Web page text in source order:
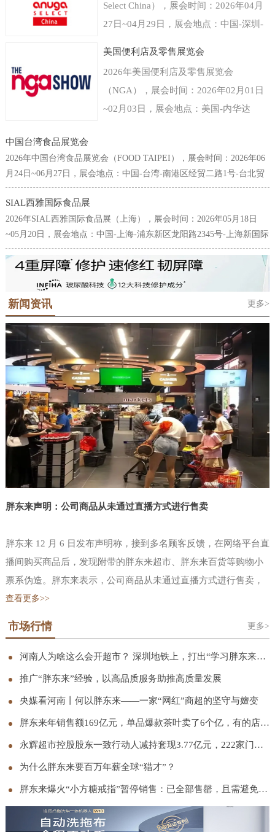
Select China），展会时间：2026年04月
27日~04月29日，展会地点：中国-深圳-
举办周期：一年一届，展会面积：40000
平米，参展观众：35000人，参展商数量
及参展品牌达到800家。世界食品（深
湾区乃至中国华南以及东南亚国家和地区
的食品和饮料行业的国际型贸易展览会。
专注为食品饮料生产商贸易商提供来自进
膳等渠道专业人群，面向流通与餐饮市场
的展会组织者拥有全球食品行业展览领先
地位的科隆世界食品博览会Anuga，科隆
国际糖果及休闲食品展ISM和泰国国际食
品展Anuga Asia-Thaifex等覆盖食品贸易
和食品制造技术全产业链的贸易展览会。
世界食品（深圳）博览会将在Anuga的全
球战略指导下升级品牌——Anuga Select
China将正式落地中国大湾区。Anuga科
隆世界食品博览会创立于1919年，已经
美国便利店及零售展览会
2026年美国便利店及零售展览会
（NGA），展会时间：2026年02月01日
~02月03日，展会地点：美国-内华达
办方：Clarion Events, Inc，举办周期：一
到700家。美国拉斯维加斯便利店及零售
展览会NGA是唯一一个专门围绕商铺店
面为主题的展览，由国家零售商协会
（National Grocers Association）举办，
对于那些需要了解最新的行业趋势和最佳
为期三天的美国拉斯维加斯零售展览会
NGA中，独立零售商便利店和批发商，
零售业高管，CPG制造商和服务聚集在一
起，提供了无与伦比的学习，参与，共
享，网络和创新的机会。全国杂货商协会
是唯一专门致力于独立杂货商需求的行业
协会。考虑到当今瞬息万变的市场和食品
零售业中不断发展的创新进步，NGA
Show是必须参加的盛会。这是店铺商唯
中国台湾食品展览会
2026年中国台湾食品展览会（FOOD TAIPEI），展会时间：2026年06
月24日~06月27日，展会地点：中国-台湾-南港区经贸二路1号-台北贸
易中心南港会展馆，主办方：台湾对外贸易发展协会(TAITRA)，举办
周期：一年一届，展会面积：25000平米，参展观众：65000人，参展
商数量及参展品牌达到1642家。台北国际食品展为中国台湾规模最
大、也是最为国际化的食品专业采购展览会，每年6月皆吸引了许多來
自国內外的专业买主前来台采购参观，堪称亚洲不可错过的食品盛
会，亦为全球华人食品业界不容缺席的年度场合。本展2012年起，首
次扩增世贸一馆展区，联合原有之南港展馆展区，展览规模与来访人
潮屡创新高。该展会的主办单位中国台湾对外贸易发展协会(简称外贸
协会或贸协)由中国台湾省经济部于结合民间工商团体设立之公益性财
团法人，以协助业者拓展对外贸易。目前，本会拥有600多位训练有素
的贸易专才，除台北总部外，设有新竹、台中、台南及高雄等4个办事
处和遍布全球近50个驻外据点，另相继设立中国台湾贸易中心、台北
世界贸易中心等姐妹机构，形成完整的贸易服务网，是业者
SIAL西雅国际食品展
2026年SIAL西雅国际食品展（上海），展会时间：2026年05月18日
~05月20日，展会地点：中国-上海-浦东新区龙阳路2345号-上海新国际
博览中心，主办方：高美艾博展览集团、北京爱博西雅展览有限公
司、中国商业联合会，举办周期：一年一届，展会面积：200000平
米，参展观众：180000人，参展商数量及参展品牌达到5000家。SIAL
是法语“Salon International De L'Alimentation”的缩写，中文意思是国际
食品展览会，“西雅”是SIAL的中文音译名称。SIAL 品牌于1964年在法
国巴黎创立，是全球前五大展会主办集团——法国高美艾博展览集团
自有品牌。SIAL全球系列食品展。2000年将SIAL西雅展引进中国举
办。在近60年的国际品牌沉淀和24年的中国市场深耕中，SIAL中国系
列国际食品展孕育了SIAL西雅展（上海）和SIAL西雅展（深圳）两大
食饮展览。SIAL西雅展（上海）已经成为“SIAL世界三大食品展之
一”。SIAL西雅展（深圳）也将以“SIAL世界展会对话世界地标”为定
位，吸引全球目光定位粤港
新闻资讯 更多>
胖东来声明：公司商品从未通过直播方式进行售卖
胖东来 12 月 6 日发布声明称，接到多名顾客反馈，在网络平台直
播间购买商品后，发现附带的胖东来超市、胖东来百货等购物小
票系伪造。胖东来表示，公司商品从未通过直播方式进行售卖，
也并未授权任何单位或个人开设网店、代购商品、直播卖货等行
重告知正在实施上述行为的单位或个人立即停止相关行为，公司
会采取包括但不限于向行政部门举报、向平台投诉、启动诉讼等
必要措施，依法追究其法律责任。胖东来还曾在 11 月发文称，网
中使用于东来的视频切片进行带货宣传以此谋取不当利益的行
为，胖东来从未授权过任何平台、任何账号进行网络直播带货。
胖东来已累计发现侵权直播间 120 个、侵权视频超过 1.5 万条，
其中约 11900 条视频已完成下架处理，相关侵权账号也已全部取
进处理。胖东来创始人于东来早在 2024 年底就在社交平台连发三
查看更多>>
市场行情 更多>
河南人为啥这么会开超市？ 深圳地铁上，打出“学习胖东来”宣传语
推广“胖东来”经验，以高品质服务助推高质量发展
央媒看河南丨何以胖东来——一家“网红”商超的坚守与嬗变
胖东来年销售额169亿元，单品爆款茶叶卖了6个亿，有的店只营业5小时
永辉超市控股股东一致行动人减持套现3.77亿元，222家门店完成胖东来模式调改
为什么胖东来要百万年薪全球“猎才”？
胖东来爆火“小方糖戒指”暂停销售：已全部售罄，且需避免集中抢购；此前被称“1克拉钻戒平替”